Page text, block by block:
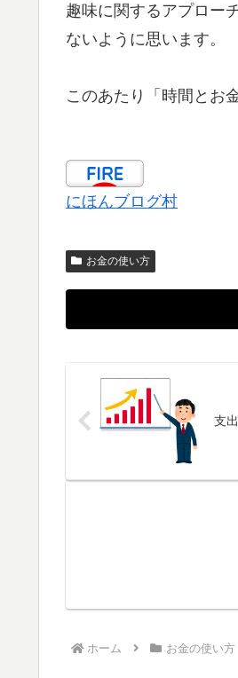
趣味に関するアプロー
ないように思います。
このあたり「時間とお
にほんブログ村
お金の使い方
支
ホーム お金の使い方